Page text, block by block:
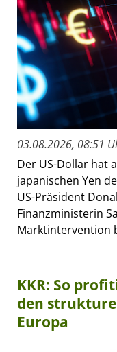
03.08.2026, 08:51
Der US-Dollar hat
japanischen Yen
US-Präsident
Finanzministerin
Marktintervention
KKR: So
den
Europa